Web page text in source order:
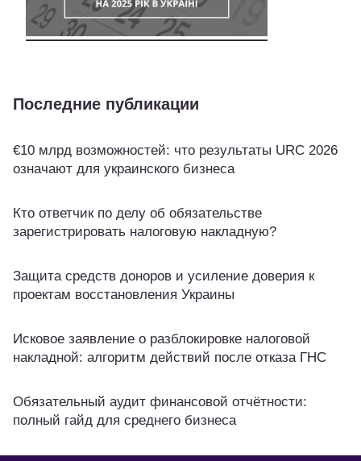
Последние публикации
€10 млрд возможностей: что результаты URC 2026
означают для украинского бизнеса
Кто ответчик по делу об обязательстве
зарегистрировать налоговую накладную?
Защита средств доноров и усиление доверия к
проектам восстановления Украины
Исковое заявление о разблокировке налоговой
накладной: алгоритм действий после отказа ГНС
Обязательный аудит финансовой отчётности:
полный гайд для среднего бизнеса